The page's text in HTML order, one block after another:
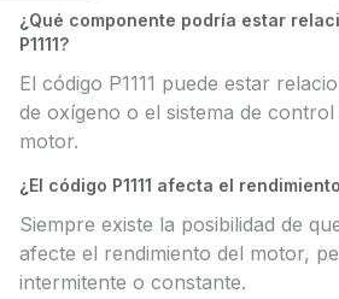
¿Qué componente podría estar
P1111?
El código P1111 puede estar
de oxígeno o el sistema de control
motor.
¿El código P1111 afecta el
Siempre existe la posibilidad de
afecte el rendimiento del motor,
intermitente o constante.